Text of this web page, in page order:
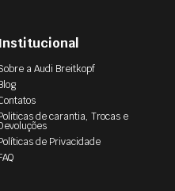
Institucional
a Audi Breitkopf
de carantia, Trocas e
de Privacidade